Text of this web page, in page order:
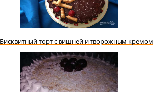
Бисквитный торт с вишней и творожным кремом